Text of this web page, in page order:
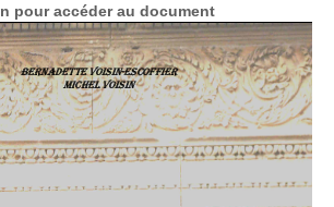
pour accéder au document